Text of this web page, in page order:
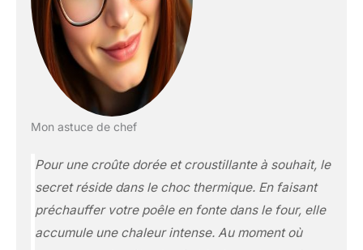
Mon astuce de chef
Pour une croûte dorée et croustillante à souhait, le
secret réside dans le choc thermique. En faisant
préchauffer votre poêle en fonte dans le four, elle
accumule une chaleur intense. Au moment où